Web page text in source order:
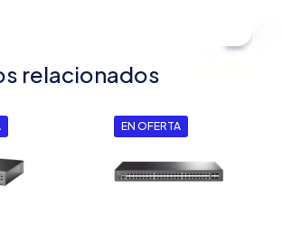
relacionados
EN OFERTA